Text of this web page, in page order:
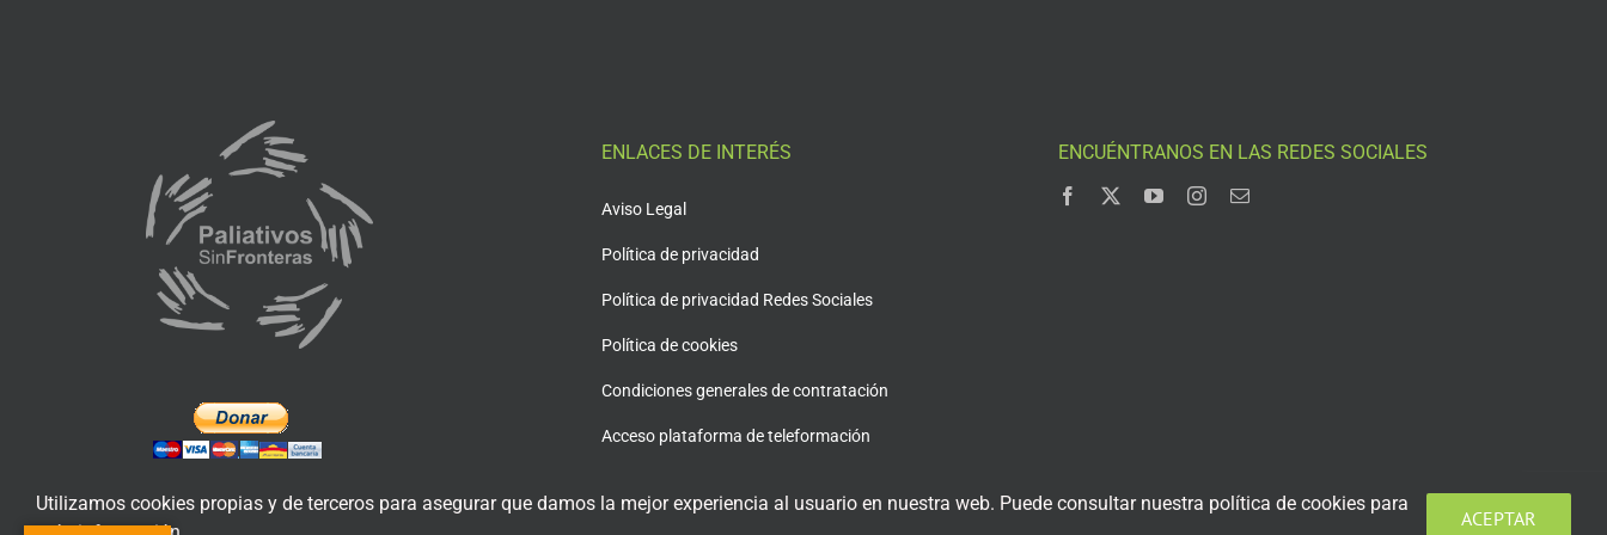
ENLACES DE INTERÉS
Aviso Legal
Política de privacidad
Política de privacidad Redes Sociales
Política de cookies
Condiciones generales de contratación
Acceso plataforma de teleformación
ENCUÉNTRANOS EN LAS REDES SOCIALES
Utilizamos cookies propias y de terceros para asegurar que damos la mejor experiencia al usuario en nuestra web. Puede consultar nuestra política de cookies para
ACEPTAR